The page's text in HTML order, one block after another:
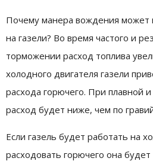
Почему манера вождения может
на газели? Во время частого и
торможении расход топлива
холодного двигателя газели
расхода горючего. При плавной
расход будет ниже, чем по
Если газель будет работать на
расходовать горючего она